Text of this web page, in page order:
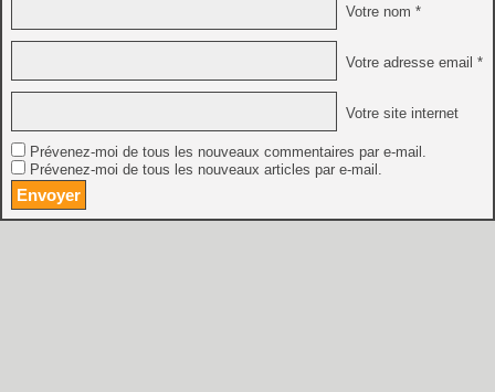
Votre nom *
Votre adresse email *
Votre site internet
Prévenez-moi de tous les nouveaux commentaires par e-mail.
Prévenez-moi de tous les nouveaux articles par e-mail.